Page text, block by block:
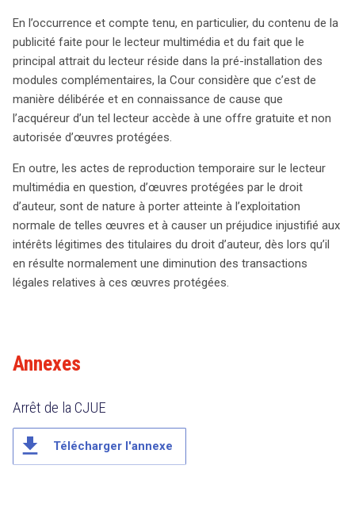
En l’occurrence et compte tenu, en particulier, du contenu de la
publicité faite pour le lecteur multimédia et du fait que le
principal attrait du lecteur réside dans la pré-installation des
modules complémentaires, la Cour considère que c’est de
manière délibérée et en connaissance de cause que
l’acquéreur d’un tel lecteur accède à une offre gratuite et non
autorisée d’œuvres protégées.
En outre, les actes de reproduction temporaire sur le lecteur
multimédia en question, d’œuvres protégées par le droit
d’auteur, sont de nature à porter atteinte à l’exploitation
normale de telles œuvres et à causer un préjudice injustifié aux
intérêts légitimes des titulaires du droit d’auteur, dès lors qu’il
en résulte normalement une diminution des transactions
légales relatives à ces œuvres protégées.
Annexes
Arrêt de la CJUE
file_download Télécharger l'annexe